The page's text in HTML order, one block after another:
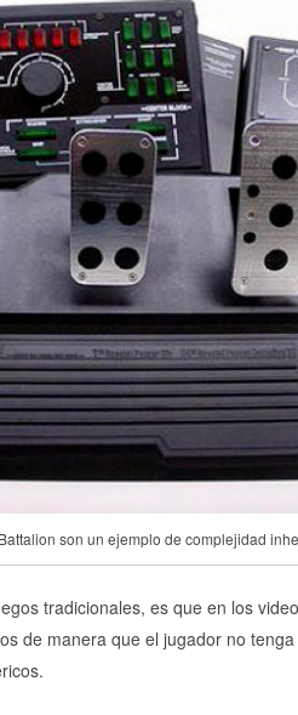
son un ejemplo de complejidad
tradicionales, es que en los
de manera que el jugador no